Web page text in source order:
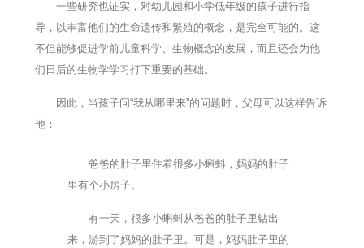
一些研究也证实，对幼儿园和小学低年级的孩子进行指
导，以丰富他们的生命遗传和繁殖的概念，是完全可能的。这
不但能够促进学前儿童科学、生物概念的发展，而且还会为他
们日后的生物学学习打下重要的基础。
因此，当孩子问“我从哪里来”的问题时，父母可以这样告诉
他：
爸爸的肚子里住着很多小蝌蚪，妈妈的肚子
里有个小房子。
有一天，很多小蝌蚪从爸爸的肚子里钻出
来，游到了妈妈的肚子里。可是，妈妈肚子里的